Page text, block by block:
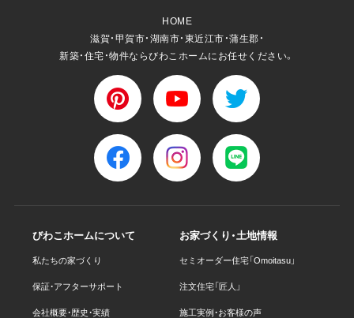
HOME
滋賀・甲賀市・湖南市・東近江市・蒲生郡・
新築・住宅・物件ならびわこホームにお任せください。
びわこホームについて
私たちの家づくり
保証・アフターサポート
会社概要・歴史・実績
お家づくり・土地情報
セミオーダー住宅「Omoitasu」
注文住宅「匠人」
施工実例・お客様の声